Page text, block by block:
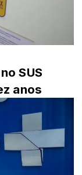
SUS
anos